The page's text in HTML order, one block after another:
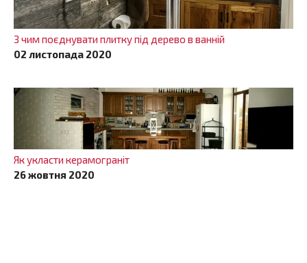
З чим поєднувати плитку під дерево в ванній
02 листопада 2020
Як укласти керамограніт
26 жовтня 2020